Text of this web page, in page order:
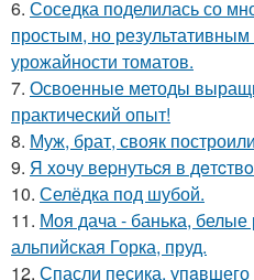
6. Соседка поделилась со
простым, но
урожайности томатов.
7. Освоенные методы
практический опыт!
8. Муж, брат, свояк
9. Я xoчу вepнутьcя в
10. Селёдка под шубой.
11. Моя дача - банька, белые
альпийская Горка, пруд.
12. Спасли песика,